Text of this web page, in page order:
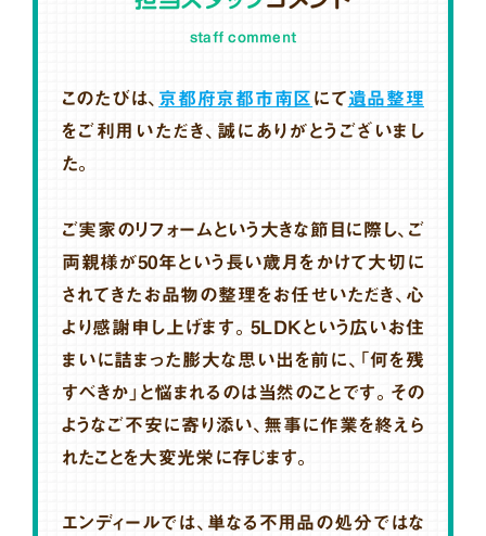
staff comment
このたびは、 京都府京都市南区 にて遺品整理
をご利用いただき、誠にありがとうございまし
た。
ご実家のリフォームという大きな節目に際し、ご
両親様が50年という長い歳月をかけて大切に
されてきたお品物の整理をお任せいただき、心
より感謝申し上げます。5LDKという広いお住
まいに詰まった膨大な思い出を前に、「何を残
すべきか」と悩まれるのは当然のことです。その
ようなご不安に寄り添い、無事に作業を終えら
れたことを大変光栄に存じます。
エンディールでは、単なる不用品の処分ではな